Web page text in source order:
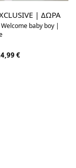
| ΔΩΡΑ
baby boy |
€